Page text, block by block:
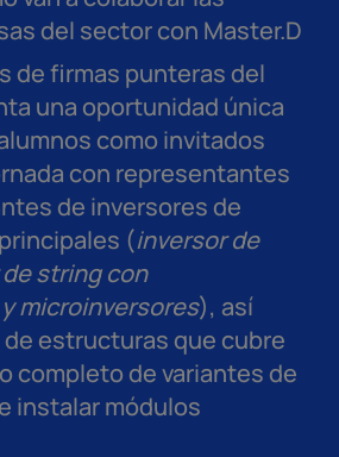
del sector con Master.D
de firmas punteras del
una oportunidad única
como invitados
con representantes
de inversores de
(inversor de
string con
microinversores), así
estructuras que cubre
completo de variantes de
instalar módulos